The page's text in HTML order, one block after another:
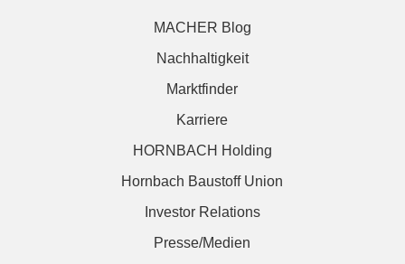
MACHER Blog
Nachhaltigkeit
Marktfinder
Karriere
HORNBACH Holding
Hornbach Baustoff Union
Investor Relations
Presse/Medien